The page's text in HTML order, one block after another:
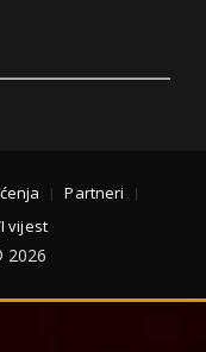
Partneri
vijest
2026